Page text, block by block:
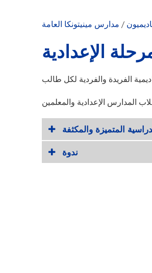
مدارس مينيتونكا العامة /
الإعدادية
المتميزة والمكثفة
ندوة